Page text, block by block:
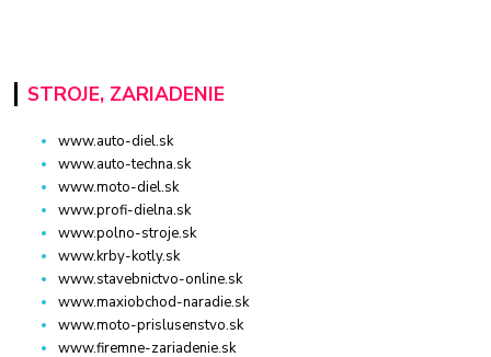
STROJE, ZARIADENIE
www.auto-diel.sk
www.auto-techna.sk
www.moto-diel.sk
www.profi-dielna.sk
www.polno-stroje.sk
www.krby-kotly.sk
www.stavebnictvo-online.sk
www.maxiobchod-naradie.sk
www.moto-prislusenstvo.sk
www.firemne-zariadenie.sk